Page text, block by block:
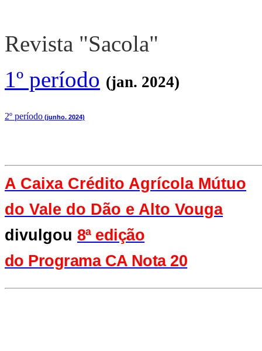
Revista "Sacola"
1º período (jan. 2024)
2º período (junho. 2024)
A Caixa Crédito Agrícola Mútuo
do Vale do Dão e Alto Vouga
divulgou 8ª edição
do Programa CA Nota 20